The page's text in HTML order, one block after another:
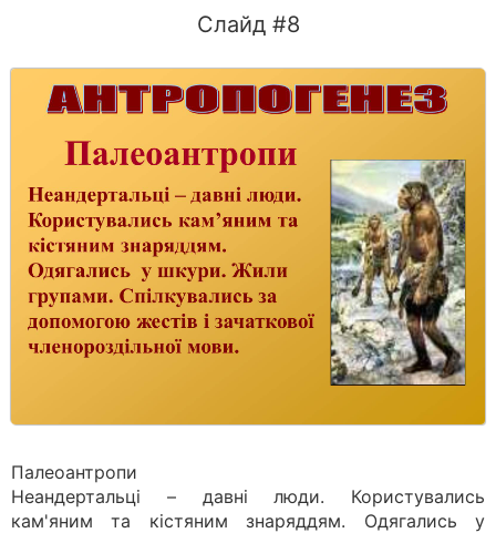
Слайд #8
Палеоантропи
Неандертальці – давні люди. Користувались
кам'яним та кістяним знаряддям. Одягались у